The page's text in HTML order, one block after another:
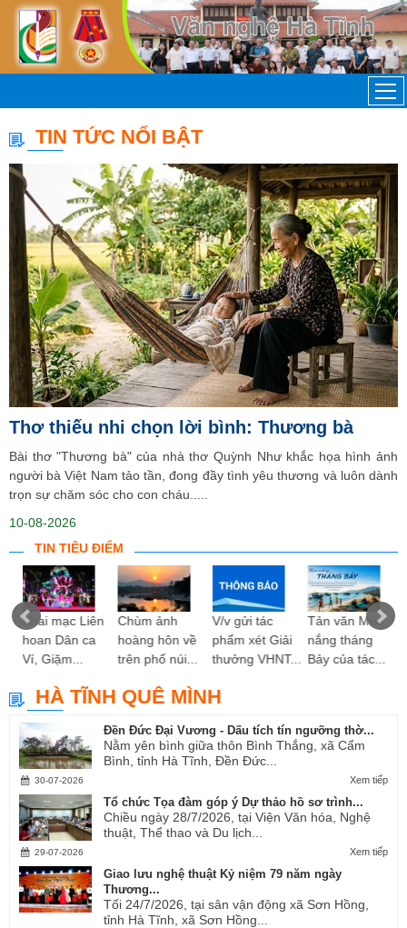
TIN TỨC NỔI BẬT
Thơ thiếu nhi chọn lời bình: Thương bà
Bài thơ "Thương bà" của nhà thơ Quỳnh Như khắc họa hình ảnh
người bà Việt Nam tảo tần, đong đầy tình yêu thương và luôn dành
trọn sự chăm sóc cho con cháu.....
10-08-2026
TIN TIÊU ĐIỂM
Khai mạc Liên
hoan Dân ca
Ví, Giặm...
Chùm ảnh
hoàng hôn về
trên phố núi...
V/v gửi tác
phẩm xét Giải
thưởng VHNT...
Tản văn Mùa
nắng tháng
Bảy của tác...
HÀ TĨNH QUÊ MÌNH
Đền Đức Đại Vương - Dấu tích tín ngưỡng thờ...
Nằm yên bình giữa thôn Bình Thắng, xã Cẩm
Bình, tỉnh Hà Tĩnh, Đền Đức...
Xem tiếp
30-07-2026
Tổ chức Tọa đàm góp ý Dự thảo hồ sơ trình...
Chiều ngày 28/7/2026, tại Viện Văn hóa, Nghệ
thuật, Thể thao và Du lịch...
Xem tiếp
29-07-2026
Giao lưu nghệ thuật Kỷ niệm 79 năm ngày
Thương...
Tối 24/7/2026, tại sân vận động xã Sơn Hồng,
tỉnh Hà Tĩnh, xã Sơn Hồng...